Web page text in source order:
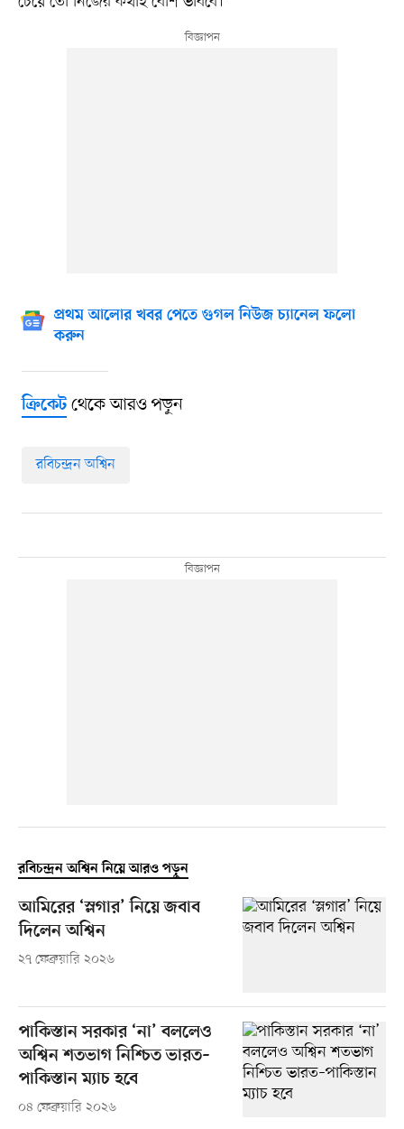
প্রথম আলোর খবর পেতে গুগল নিউজ চ্যানেল ফলো
করুন
ক্রিকেটথেকে আরও পড়ুন
রবিচন্দ্রন অশ্বিন
রবিচন্দ্রন অশ্বিন নিয়ে আরও পড়ুন
আমিরের ‘স্লগার’ নিয়ে জবাব
দিলেন অশ্বিন
২৭ ফেব্রুয়ারি ২০২৬
পাকিস্তান সরকার ‘না’ বললেও
অশ্বিন শতভাগ নিশ্চিত ভারত–
পাকিস্তান ম্যাচ হবে
০৪ ফেব্রুয়ারি ২০২৬